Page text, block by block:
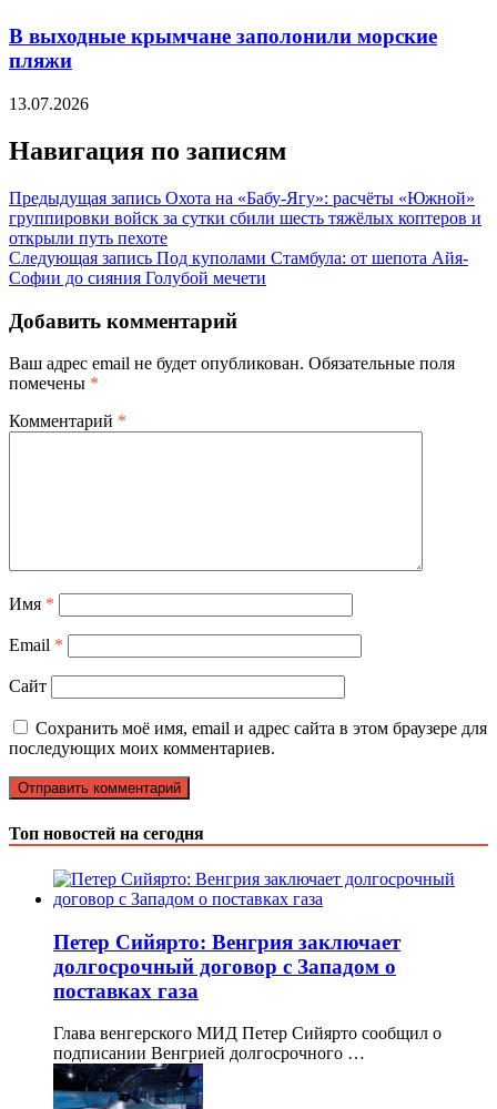
В выходные крымчане заполонили морские
пляжи
13.07.2026
Навигация по записям
Предыдущая запись Охота на «Бабу-Ягу»: расчёты «Южной»
группировки войск за сутки сбили шесть тяжёлых коптеров и
открыли путь пехоте
Следующая запись Под куполами Стамбула: от шепота Айя-
Софии до сияния Голубой мечети
Добавить комментарий
Ваш адрес email не будет опубликован. Обязательные поля
помечены *
Комментарий *
Имя *
Email *
Сайт
Сохранить моё имя, email и адрес сайта в этом браузере для
последующих моих комментариев.
Топ новостей на сегодня
Петер Сийярто: Венгрия заключает
долгосрочный договор с Западом о
поставках газа
Глава венгерского МИД Петер Сийярто сообщил о
подписании Венгрией долгосрочного …